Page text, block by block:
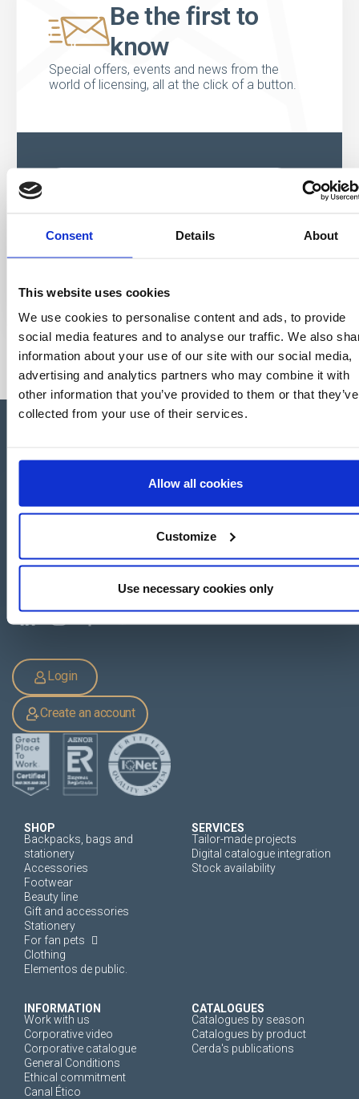
Consent Details About
This website uses cookies
We use cookies to personalise content and ads, to provide
social media features and to analyse our traffic. We also
information about your use of our site with our social media,
advertising and analytics partners who may combine it with
other information that you’ve provided to them or that they’ve
collected from your use of their services.
Allow all cookies
Customize
Use necessary cookies only
Be the first to
know
Special offers, events and news from the
world of licensing, all at the click of a button.
Pol. Ind. "El Carrascot"
+39 0694 806 334
+33 249 880 967
Login
Create an account
SHOP
Backpacks, bags and
stationery
Accessories
Footwear
Beauty line
Gift and accessories
Stationery
For fan pets
Clothing
Elementos de public.
SERVICES
Tailor-made projects
Digital catalogue integration
Stock availability
INFORMATION
Work with us
Corporative video
Corporative catalogue
General Conditions
Ethical commitment
Canal Ético
CATALOGUES
Catalogues by season
Catalogues by product
Cerda's publications